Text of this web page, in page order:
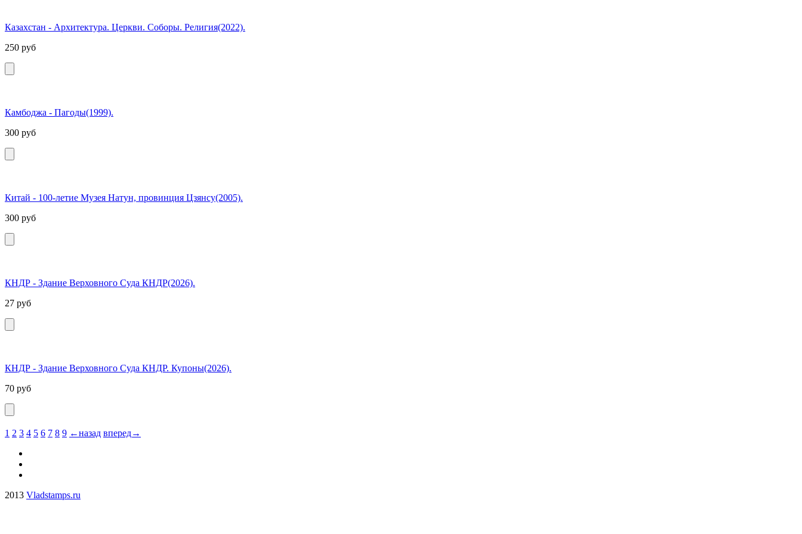
Казахстан - Архитектура. Церкви. Соборы. Религия(2022).
250 руб
Камбоджа - Пагоды(1999).
300 руб
Китай - 100-летие Музея Натун, провинция Цзянсу(2005).
300 руб
КНДР - Здание Верховного Суда КНДР(2026).
27 руб
КНДР - Здание Верховного Суда КНДР. Купоны(2026).
70 руб
1 2 3 4 5 6 7 8 9 ←назад вперед→
2013 Vladstamps.ru